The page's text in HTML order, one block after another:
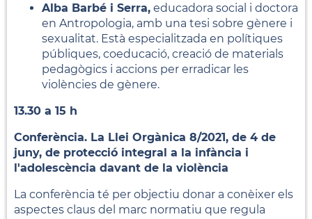
Alba Barbé i Serra, educadora social i doctora
en Antropologia, amb una tesi sobre gènere i
sexualitat. Està especialitzada en polítiques
públiques, coeducació, creació de materials
pedagògics i accions per erradicar les
violències de gènere.
13.30 a 15 h
Conferència. La Llei Orgànica 8/2021, de 4 de
juny, de protecció integral a la infància i
l'adolescència davant de la violència
La conferència té per objectiu donar a conèixer els
aspectes claus del marc normatiu que regula